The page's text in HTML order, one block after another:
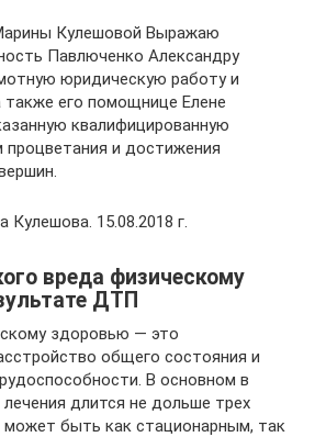
Кулешовой Выражаю
Павлюченко Александру
юридическую работу и
также его помощнице Елене
квалифицированную
и достижения
15.08.2018 г.
вреда физическому
ДТП
здоровью — это
общего состояния и
В основном в
длится не дольше трех
может быть как стационарным, так